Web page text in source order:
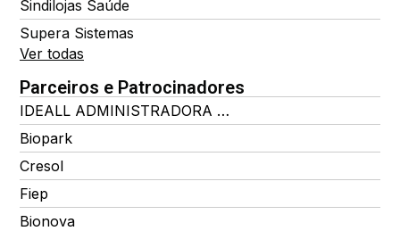
Sindilojas Saúde
Supera Sistemas
Ver todas
Parceiros e Patrocinadores
IDEALL ADMINISTRADORA DE BENEFÍCIOS
Biopark
Cresol
Fiep
Bionova